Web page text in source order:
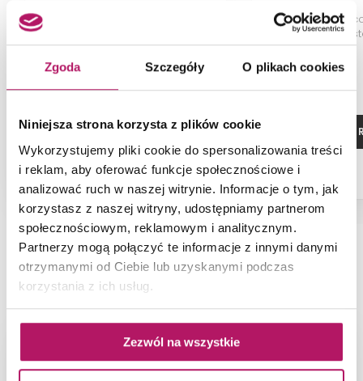
Zgoda Szczegóły O plikach cookies
Niniejsza strona korzysta z plików cookie
Wykorzystujemy pliki cookie do spersonalizowania treści
i reklam, aby oferować funkcje społecznościowe i
analizować ruch w naszej witrynie. Informacje o tym, jak
korzystasz z naszej witryny, udostępniamy partnerom
społecznościowym, reklamowym i analitycznym.
Partnerzy mogą połączyć te informacje z innymi danymi
otrzymanymi od Ciebie lub uzyskanymi podczas
korzystania z ich usług.
Zezwól na wszystkie
Parawan nawannowy, wspornik
ZOBACZ PRODUKT
Kabina
szkło
ZOBACZ
NAJNOWSZE ARTYKUŁY